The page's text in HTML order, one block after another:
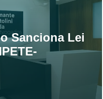
Sanciona Lei